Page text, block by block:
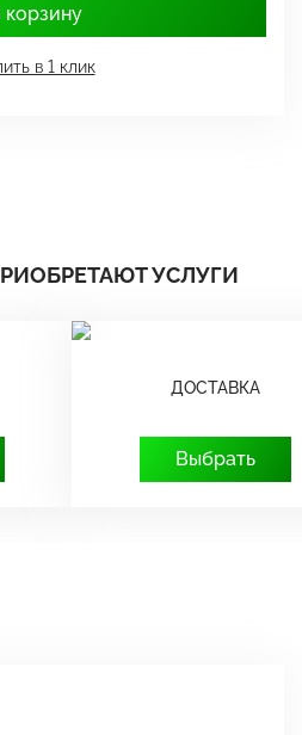
корзину
в 1 клик
УСЛУГИ
ДОСТАВКА
Выбрать